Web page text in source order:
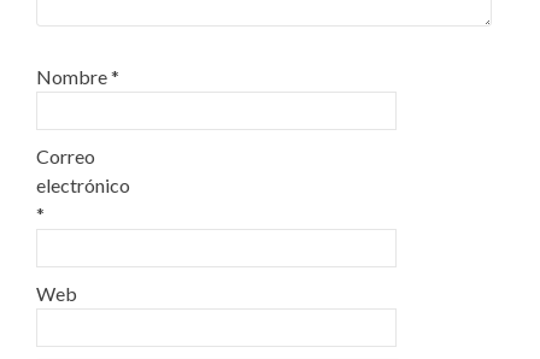
Nombre*
Correo
electrónico
*
Web